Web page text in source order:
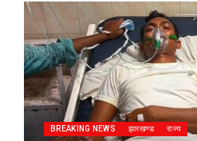
BREAKING NEWS झारखण्ड राज्य